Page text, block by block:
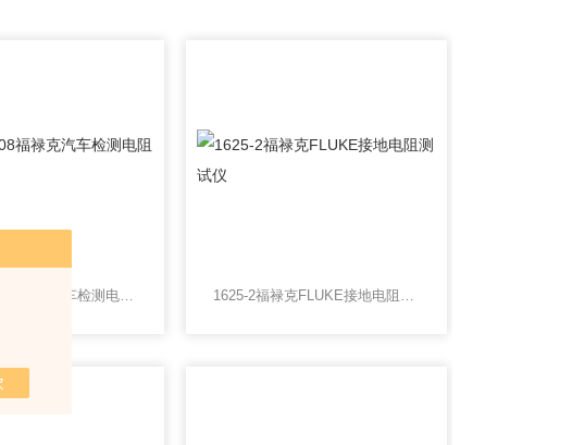
FLUKE1508福禄克汽车检测电阻仪 1625-2福禄克FLUKE接地电阻测试仪